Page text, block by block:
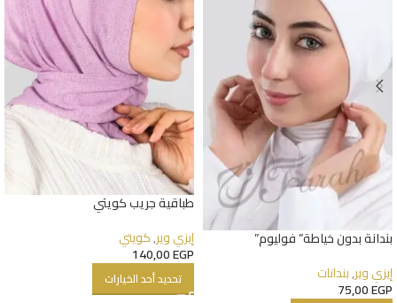
بندانة بدون خياطة” فوليوم”
إيزي وير,بندانات
75,00EGP
طباقية جريب كويتي
إيزي وير,كويتي
140,00EGP
تحديد أحد الخيارات